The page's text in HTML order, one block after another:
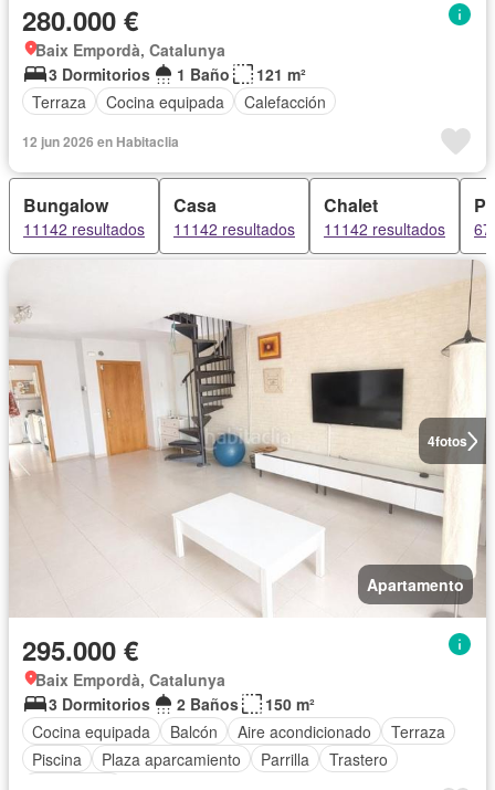
280.000 €
Baix Empordà, Catalunya
3 Dormitorios
1 Baño
121 m²
Terraza
Cocina equipada Calefacción
12 jun 2026 en Habitaclia
Bungalow
11142 resultados
Casa
11142 resultados
Chalet
11142 resultados
4fotos
Apartamento
295.000 €
Baix Empordà, Catalunya
3 Dormitorios
2 Baños
150 m²
Cocina equipada
Balcón Aire acondicionado
Terraza
Piscina
Plaza aparcamiento Parrilla
Trastero